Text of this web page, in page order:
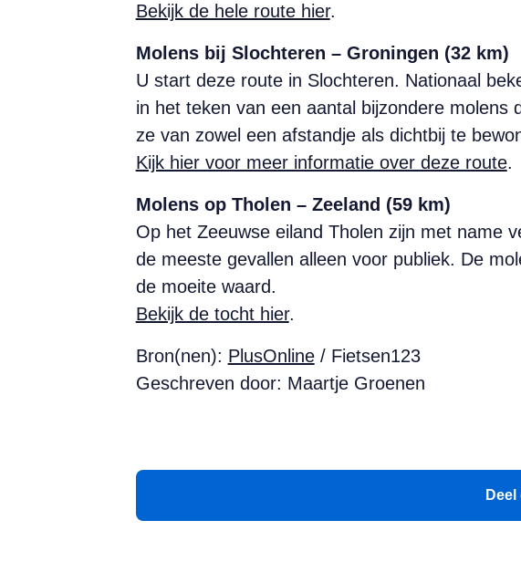
Bekijk de hele route hier.
Molens bij Slochteren – Groningen (32 km)
U start deze route in Slochteren. Nationaal
in het teken van een aantal bijzondere
ze van zowel een afstandje als dichtbij te
Kijk hier voor meer informatie over deze route.
Molens op Tholen – Zeeland (59 km)
Op het Zeeuwse eiland Tholen zijn met name
de meeste gevallen alleen voor publiek. De
de moeite waard.
Bekijk de tocht hier.
Bron(nen): PlusOnline/ Fietsen123
Geschreven door: Maartje Groenen